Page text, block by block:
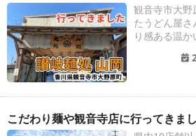
観音寺市大野
たうどん屋
り感ある温か
こだわり麺や観音寺店に行ってきま